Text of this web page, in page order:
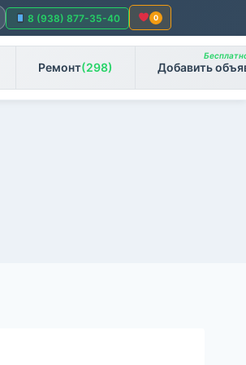
8 (938) 877-35-40 0
Ремонт(298) Добавить